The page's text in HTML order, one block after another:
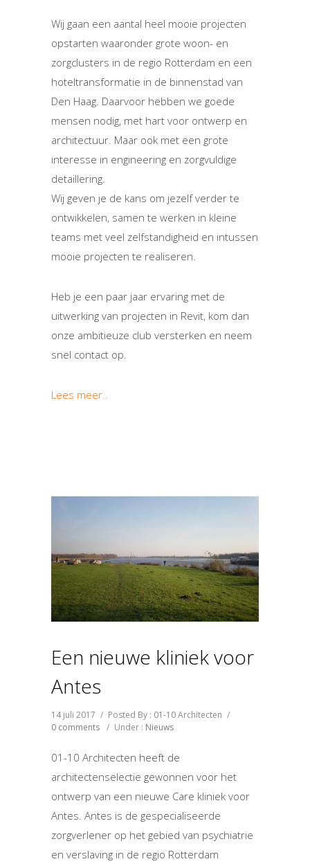
Wij gaan een aantal heel mooie projecten
opstarten waaronder grote woon- en
zorgclusters in de regio Rotterdam en een
hoteltransformatie in de binnenstad van
Den Haag. Daarvoor hebben we goede
mensen nodig, met hart voor ontwerp en
architectuur. Maar ook met een grote
interesse in engineering en zorgvuldige
detaillering.
Wij geven je de kans om jezelf verder te
ontwikkelen, samen te werken in kleine
teams met veel zelfstandigheid en intussen
mooie projecten te realiseren.
Heb je een paar jaar ervaring met de
uitwerking van projecten in Revit, kom dan
onze ambitieuze club versterken en neem
snel contact op.
Lees meer..
Een nieuwe kliniek voor
Antes
14 juli 2017 / Posted By : 01-10 Architecten /
0 comments / Under : Nieuws
01-10 Architecten heeft de
architectenselectie gewonnen voor het
ontwerp van een nieuwe Care kliniek voor
Antes. Antes is de gespecialiseerde
zorgverlener op het gebied van psychiatrie
en verslaving in de regio Rotterdam